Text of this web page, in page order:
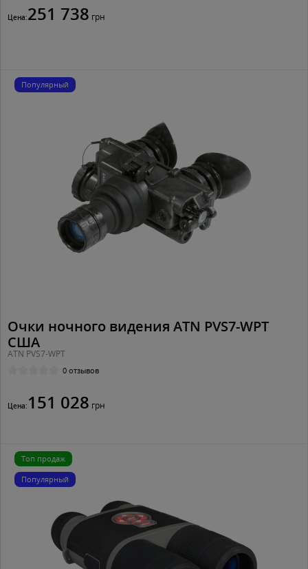
Цена:251 738 грн
Популярный
Очки ночного видения ATN PVS7-WPT
США
ATN PVS7-WPT
0 отзывов
Цена: 151 028 грн
Топ продаж
Популярный